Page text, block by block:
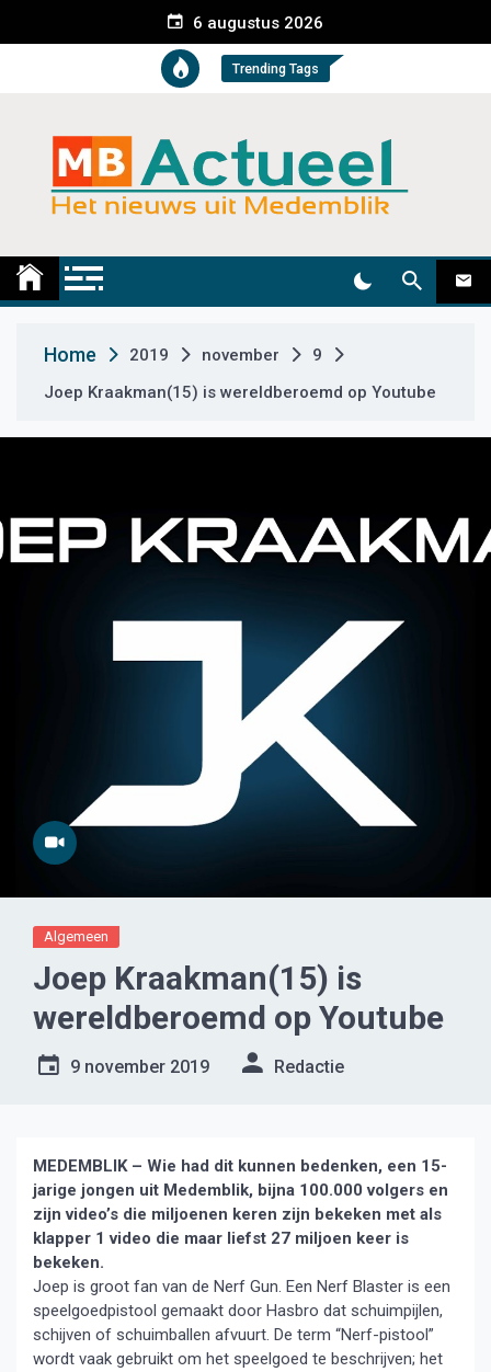
e
t
6 augustus 2026
Trending Tags
Medemblik Actueel
Home 2019 november
9
Joep Kraakman(15) is wereldberoemd op Youtube
Algemeen
Joep Kraakman(15) is
wereldberoemd op Youtube
9 november 2019 Redactie
MEDEMBLIK – Wie had dit kunnen bedenken, een 15-
jarige jongen uit Medemblik, bijna 100.000 volgers en
zijn video’s die miljoenen keren zijn bekeken met als
klapper 1 video die maar liefst 27 miljoen keer is
bekeken.
Joep is groot fan van de Nerf Gun. Een Nerf Blaster is een
speelgoedpistool gemaakt door Hasbro dat schuimpijlen,
schijven of schuimballen afvuurt. De term “Nerf-pistool”
wordt vaak gebruikt om het speelgoed te beschrijven; het